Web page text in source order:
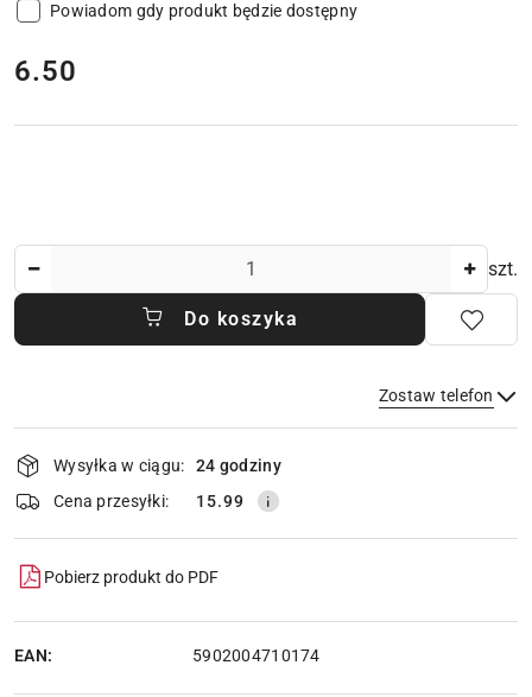
Powiadom gdy produkt będzie dostępny
cena:
6.50
szt.
Do koszyka
Zostaw telefon
Wyślij
Dostępność
i
dostawa
Wysyłka w ciągu:
24 godziny
Cena przesyłki:
15.99
Pobierz produkt do PDF
EAN: 5902004710174